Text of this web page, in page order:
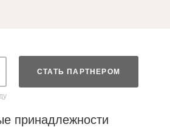
СТАТЬ ПАРТНЕРОМ
принадлежности